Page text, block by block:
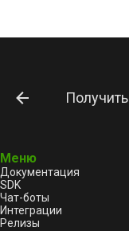
я
о
с
к
а
Установить
Получить
Перезапустить
Разлогинить
Отправить контакт
Очистить очередь
Удалить участника
Назначить права
Отозвать права
администратора
Установить
Разархивировать
Отправить
набора текста
Меню
Документация
SDK
Чат-боты
Интеграции
Релизы